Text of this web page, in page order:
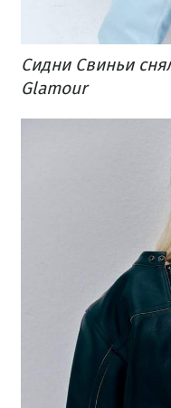
Сидни Свиньи
Glamour